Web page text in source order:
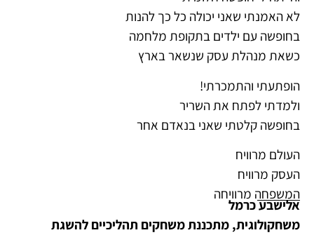
לא האמנתי שאני יכולה כל כך להנות
בחופשה עם ילדים בתקופת מלחמה
כשאת מנהלת עסק שנשאר בארץ
הופתעתי והתמכרתי!
ולמדתי לפתח את השריר
בחופשה קלטתי שאני בנאדם אחר
העולם מרוויח
העסק מרוויח
המשפחה מרוויחה
אלישבע כרמל
משחקולוגית, מתכננת משחקים תהליכיים להשגת